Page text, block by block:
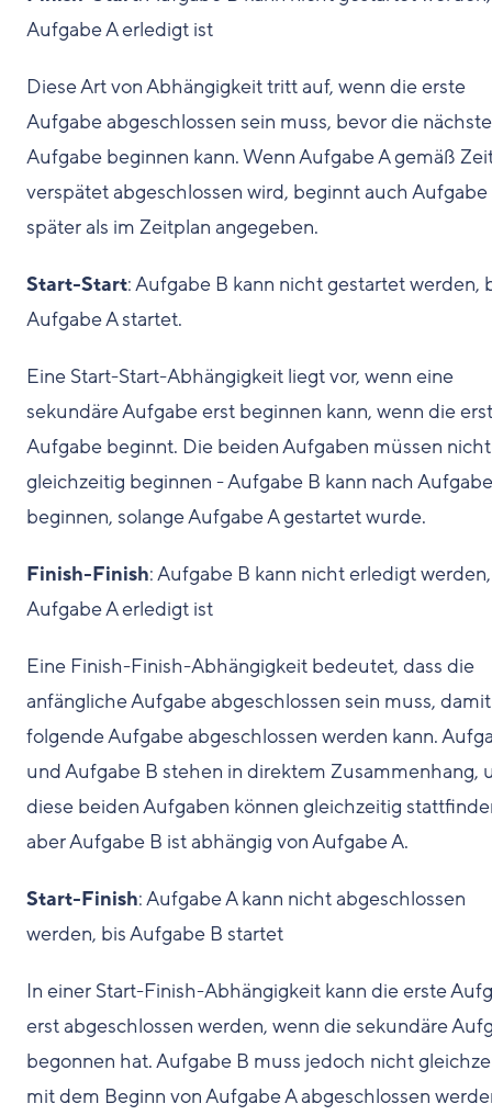
Aufgabe A erledigt ist
Diese Art von Abhängigkeit tritt auf, wenn die erste
Aufgabe abgeschlossen sein muss, bevor die nächste
Aufgabe beginnen kann. Wenn Aufgabe A gemäß
verspätet abgeschlossen wird, beginnt auch Aufgabe
später als im Zeitplan angegeben.
Start-Start: Aufgabe B kann nicht gestartet werden,
Aufgabe A startet.
Eine Start-Start-Abhängigkeit liegt vor, wenn eine
sekundäre Aufgabe erst beginnen kann, wenn die
Aufgabe beginnt. Die beiden Aufgaben müssen nicht
gleichzeitig beginnen - Aufgabe B kann nach
beginnen, solange Aufgabe A gestartet wurde.
Finish-Finish: Aufgabe B kann nicht erledigt
Aufgabe A erledigt ist
Eine Finish-Finish-Abhängigkeit bedeutet, dass die
anfängliche Aufgabe abgeschlossen sein muss,
folgende Aufgabe abgeschlossen werden kann.
und Aufgabe B stehen in direktem Zusammenhang,
diese beiden Aufgaben können gleichzeitig
aber Aufgabe B ist abhängig von Aufgabe A.
Start-Finish: Aufgabe A kann nicht abgeschlossen
werden, bis Aufgabe B startet
In einer Start-Finish-Abhängigkeit kann die erste
erst abgeschlossen werden, wenn die sekundäre
begonnen hat. Aufgabe B muss jedoch nicht
mit dem Beginn von Aufgabe A abgeschlossen